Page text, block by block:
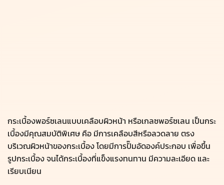
กระเบื้องพอร์ซเลนแบบเคลือบผิวหน้า หรือเกลซพอร์ซเลน เป็นกระ
เบื้องมีคุณสมบัติพิเศษ คือ มีการเคลือบสีหรือลวดลาย ตรง
บริเวณผิวหน้าของกระเบื้อง โดยมีการปั๊มอัดองค์ประกอบ เพื่อขึ้น
รูปกระเบื้อง จนได้กระเบื้องที่แข็งแรงทนทาน มีความละเอียด และ
เรียบเนียน